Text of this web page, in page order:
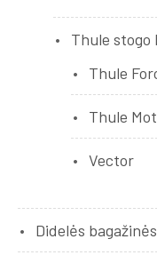
Thule stogo
Thule
Thule
Vector
Didelės bagažinės